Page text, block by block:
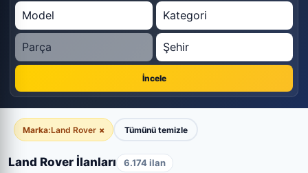
İncele
Marka:Land Rover × Tümünü temizle
Land Rover İlanları 6.174 ilan